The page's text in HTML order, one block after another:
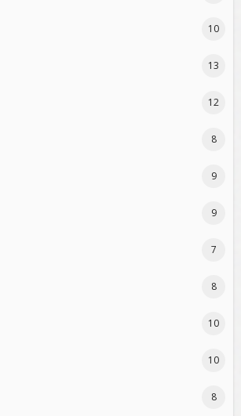
10
13
12
8
9
9
7
8
10
10
8